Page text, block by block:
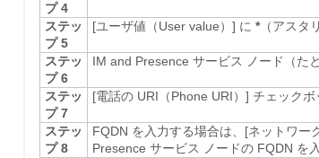
プ 4
ステッ
プ 5
[ユーザ値（User value）] に *（アスタ
ステッ
プ 6
IM and Presence サービス ノード（た
ステッ
プ 7
[電話の URI（Phone URI）] チェックボ
ステッ
プ 8
FQDN を入力する場合は、[ネットワー
Presence サービス
ノードの FQDN を